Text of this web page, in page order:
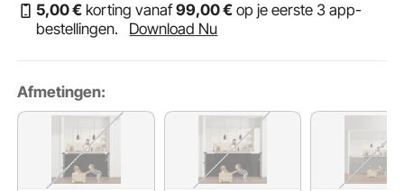
5,00€ korting vanaf99,00€ op je eerste 3 app-
bestellingen.
Download Nu
Afmetingen: